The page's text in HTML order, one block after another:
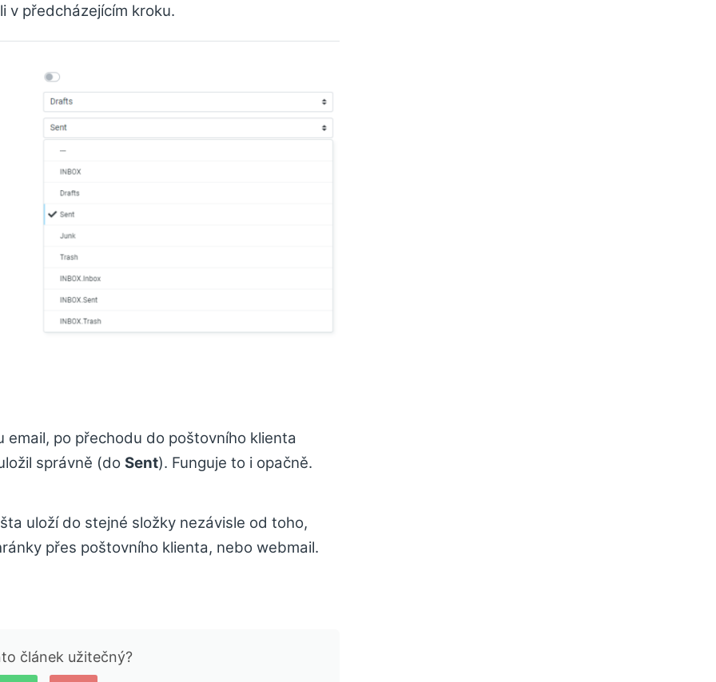
v předcházejícím kroku.
po přechodu do poštovního klienta
správně (do Sent). Funguje to i opačně.
uloží do stejné složky nezávisle od toho,
přes poštovního klienta, nebo webmail.
článek užitečný?